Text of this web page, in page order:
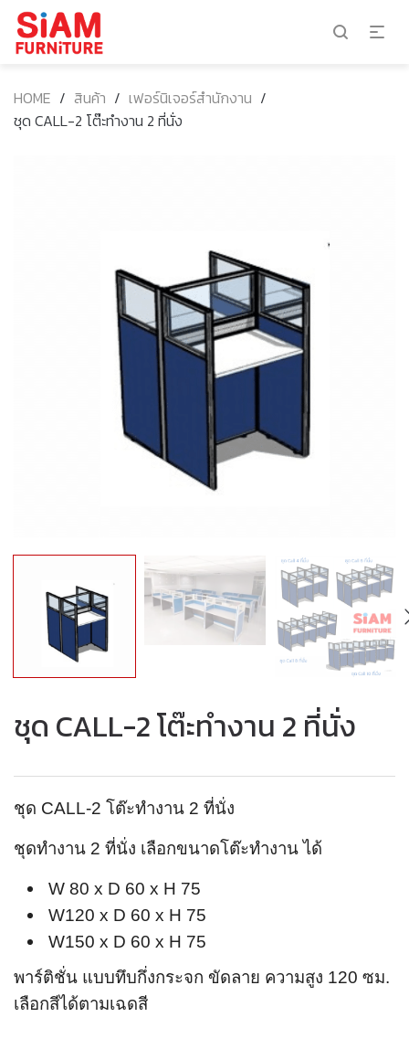
HOME / สินค้า / เฟอร์นิเจอร์สำนักงาน /
ชุด CALL-2 โต๊ะทำงาน 2 ที่นั่ง
ชุด CALL-2 โต๊ะทำงาน 2 ที่นั่ง
ชุด CALL-2 โต๊ะทำงาน 2 ที่นั่ง
ชุดทำงาน 2 ที่นั่ง เลือกขนาดโต๊ะทำงาน ได้
W 80 x D 60 x H 75
W120 x D 60 x H 75
W150 x D 60 x H 75
พาร์ติชั่น แบบทึบกึ่งกระจก ขัดลาย ความสูง 120 ซม.
เลือกสีได้ตามเฉดสี